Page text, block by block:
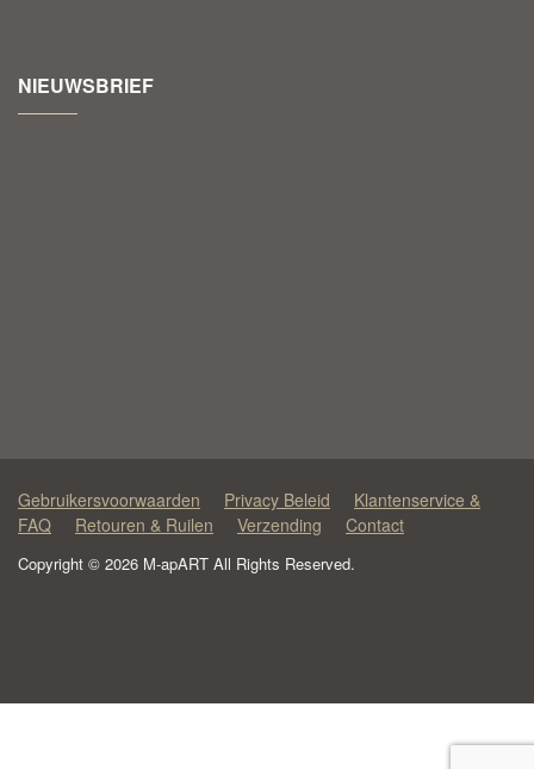
NIEUWSBRIEF
Gebruikersvoorwaarden Privacy Beleid
Klantenservice &
FAQ
Retouren & Ruilen Verzending Contact
Copyright © 2026 M-apART All Rights Reserved.